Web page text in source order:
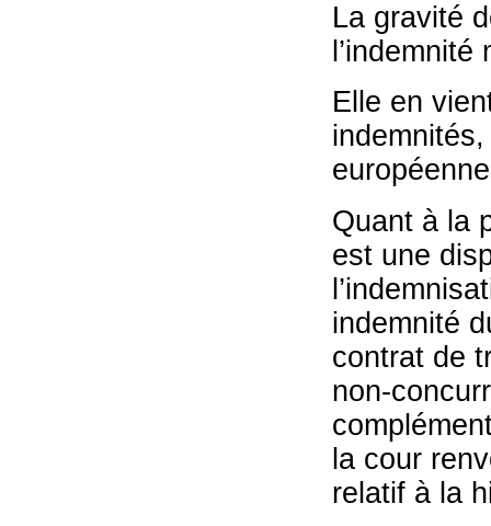
La gravité
Elle en
Quant à la
est une
indemnité
contrat de
non-
la cour
relatif à la